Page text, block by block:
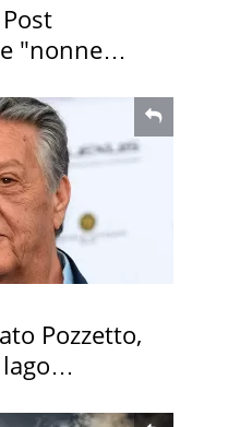
"nonne
Pozzetto,